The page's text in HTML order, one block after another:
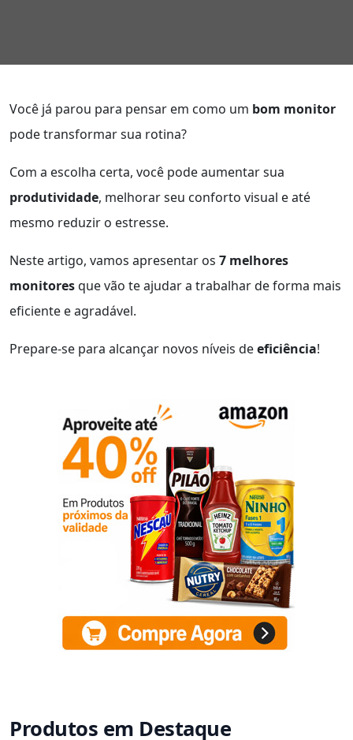
Você já parou para pensar em como um bom monitor
pode transformar sua rotina?
Com a escolha certa, você pode aumentar sua
produtividade, melhorar seu conforto visual e até
mesmo reduzir o estresse.
Neste artigo, vamos apresentar os 7 melhores
monitoresque vão te ajudar a trabalhar de forma mais
eficiente e agradável.
Prepare-se para alcançar novos níveis deeficiência!
Produtos em Destaque